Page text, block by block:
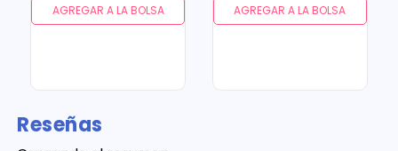
AGREGAR A LA BOLSA
AGREGAR A LA BOLSA
Reseñas